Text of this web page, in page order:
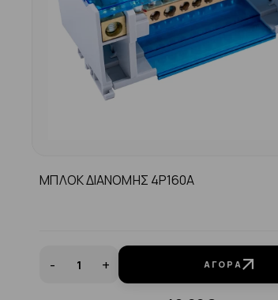
ΜΠΛΟΚ ΔΙΑΝΟΜΗΣ 4P160A
- + ΑΓΟΡΆ